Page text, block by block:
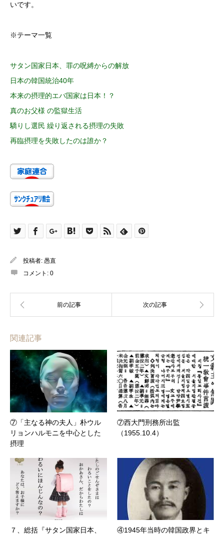
いです。
※テーマ一覧
サタン国家日本、罪の呪縛からの解放
日本の韓国統治40年
本来の摂理的エバ国家は日本！？
真のお父様 の監獄生活
驕りし選民 繰り返される摂理の失敗
再臨摂理を失敗したのは誰か？
投稿者: 愚直
コメント: 0
関連記事
⑦「主なる神の夫人」朴ウル
リョンハルモニを中心とした
摂理
⑦西大門刑務所出監
（1955.10.4）
７、総括『サタン国家日本、
④1945年当時の韓国政界とキ